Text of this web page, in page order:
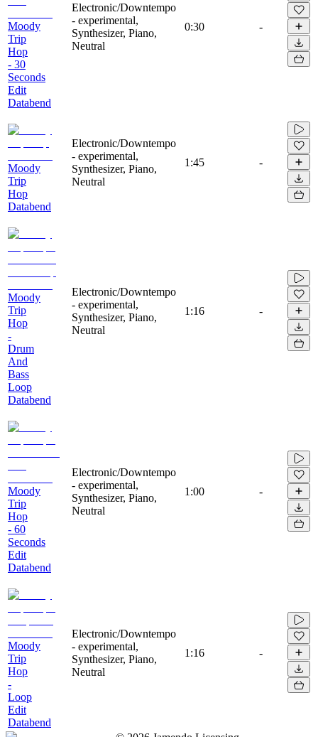
Moody
Trip
Hop
- 30
Seconds
Edit
Databend
Electronic/Downtempo
- experimental,
Synthesizer, Piano,
Neutral
0:30 -
Moody
Trip
Hop
Databend
Electronic/Downtempo
- experimental,
Synthesizer, Piano,
Neutral
1:45 -
Moody
Trip
Hop
-
Drum
And
Bass
Loop
Databend
Electronic/Downtempo
- experimental,
Synthesizer, Piano,
Neutral
1:16 -
Moody
Trip
Hop
- 60
Seconds
Edit
Databend
Electronic/Downtempo
- experimental,
Synthesizer, Piano,
Neutral
1:00 -
Moody
Trip
Hop
-
Loop
Edit
Databend
Electronic/Downtempo
- experimental,
Synthesizer, Piano,
Neutral
1:16 -